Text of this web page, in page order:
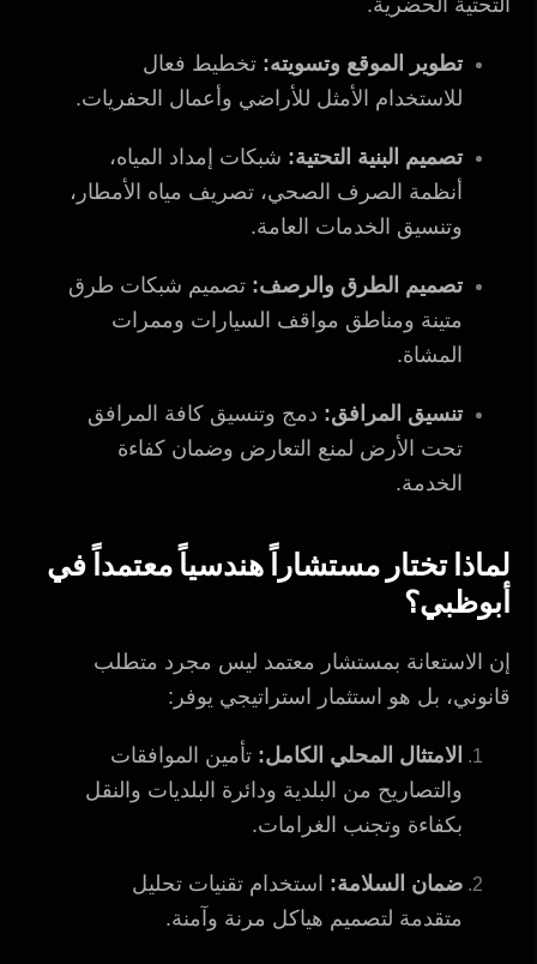
التحتية الحضرية.
تطوير الموقع وتسويته: تخطيط فعال
للاستخدام الأمثل للأراضي وأعمال الحفريات.
تصميم البنية التحتية: شبكات إمداد المياه،
أنظمة الصرف الصحي، تصريف مياه الأمطار،
وتنسيق الخدمات العامة.
تصميم الطرق والرصف: تصميم شبكات طرق
متينة ومناطق مواقف السيارات وممرات
المشاة.
تنسيق المرافق: دمج وتنسيق كافة المرافق
تحت الأرض لمنع التعارض وضمان كفاءة
الخدمة.
لماذا تختار مستشاراً هندسياً معتمداً في
أبوظبي؟
إن الاستعانة بمستشار معتمد ليس مجرد متطلب
قانوني، بل هو استثمار استراتيجي يوفر:
الامتثال المحلي الكامل: تأمين الموافقات
والتصاريح من البلدية ودائرة البلديات والنقل
بكفاءة وتجنب الغرامات.
ضمان السلامة: استخدام تقنيات تحليل
متقدمة لتصميم هياكل مرنة وآمنة.